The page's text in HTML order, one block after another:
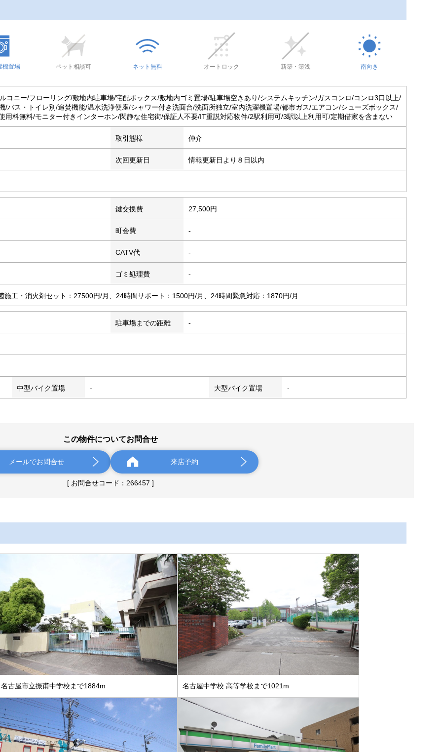
機置場 ペット相談可 ネット無料 オートロック 新築・築浅 南向き
コニー/フローリング/敷地内駐車場/宅配ボックス/敷地内ゴミ置場/駐車場空きあり/システムキッチン/ガスコンロ/コンロ3口以上/
/バス・トイレ別/追焚機能/温水洗浄便座/シャワー付き洗面台/洗面所独立/室内洗濯機置場/都市ガス/エアコン/シューズボックス/
用料無料/モニター付きインターホン/閑静な住宅街/保証人不要/IT重説対応物件/2駅利用可/3駅以上利用可/定期借家を含まない
取引態様 仲介
次回更新日 情報更新日より８日以内
鍵交換費 27,500円
町会費 -
CATV代 -
ゴミ処理費 -
施工・消火剤セット：27500円/月、24時間サポート：1500円/月、24時間緊急対応：1870円/月
駐車場までの距離 -
中型バイク置場 - 大型バイク置場 -
この物件についてお問合せ
メールでお問合せ 来店予約
[ お問合せコード：266457 ]
名古屋市立振甫中学校まで1884m 名古屋中学校 高等学校まで1021m